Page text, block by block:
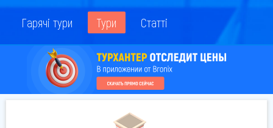
Гарячі тури Тури Статті